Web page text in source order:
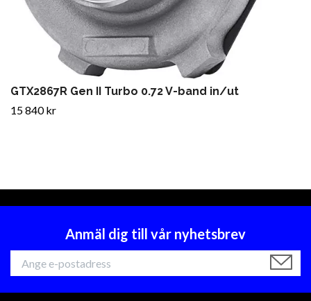
GTX2867R Gen II Turbo 0.72 V-band in/ut
15 840 kr
Anmäl dig till vår nyhetsbrev